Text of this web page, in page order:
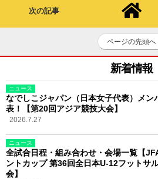
次の記事
ページの先頭へ
新着情報
ニュース
なでしこジャパン（日本女子代表）メン
表！【第20回アジア競技大会】
2026.7.27
ニュース
全試合日程・組み合わせ・会場一覧【
ントカップ 第36回全日本U-12フットサ
会】